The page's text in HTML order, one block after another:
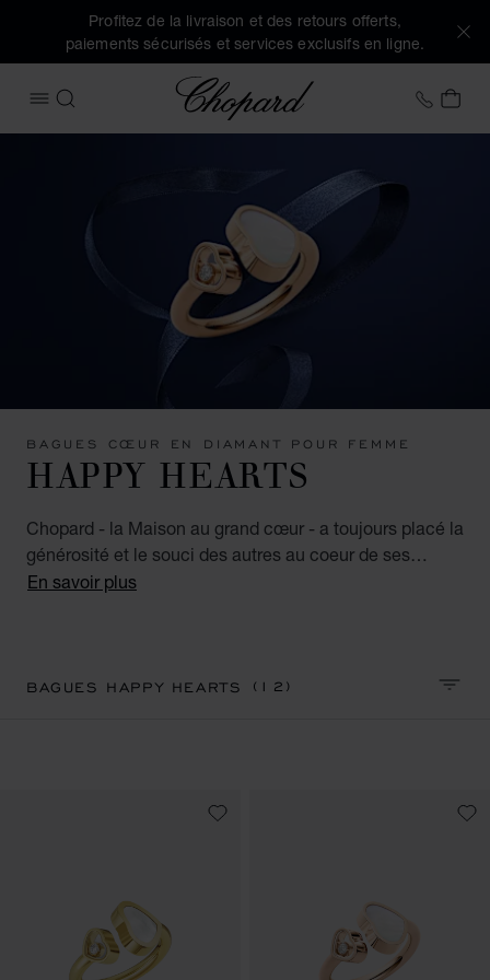
Profitez de la livraison et des retours offerts,
paiements sécurisés et services exclusifs en ligne.
OUVRIR LE MENU
RECHERCHER
Chopard +41
BAGUES CŒUR EN DIAMANT POUR FEMME
HAPPY HEARTS
Chopard - la Maison au grand cœur - a toujours placé la
générosité et le souci des autres au coeur de ses
valeurs. Alliance parfaite du cœur-talisman et des
collection de bagues en diamant pour femme Happy
En savoir plus
BAGUES HAPPY HEARTS(12)